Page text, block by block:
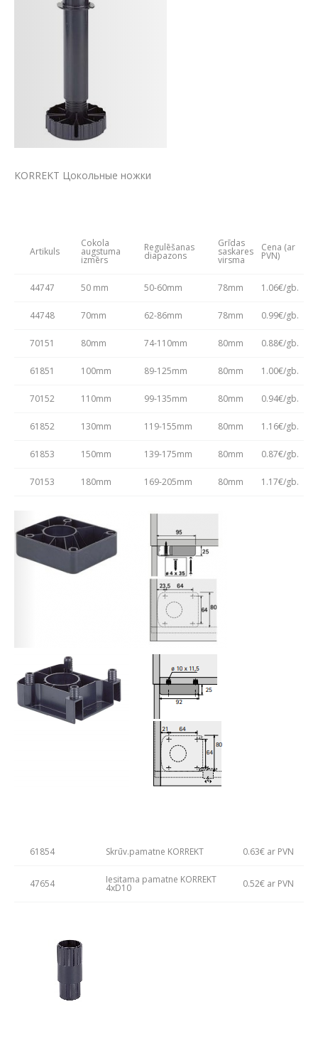
KORREKT Цокольные ножки
Artikuls
Cokola
augstuma
izmērs
Regulēšanas
diapazons
Grīdas
saskares
virsma
Cena (ar
PVN)
44747 50 mm 50-60mm 78mm 1.06€/gb.
44748 70mm 62-86mm 78mm 0.99€/gb.
70151 80mm 74-110mm 80mm 0.88€/gb.
61851 100mm 89-125mm 80mm 1.00€/gb.
70152 110mm 99-135mm 80mm 0.94€/gb.
61852 130mm 119-155mm 80mm 1.16€/gb.
61853 150mm 139-175mm 80mm 0.87€/gb.
70153 180mm 169-205mm 80mm 1.17€/gb.
61854 Skrūv.pamatne KORREKT 0.63€ ar PVN
47654 Iesitama pamatne KORREKT
4xD10 0.52€ ar PVN